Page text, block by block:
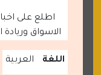
اطلع على
الاسواق
اللغة العربية